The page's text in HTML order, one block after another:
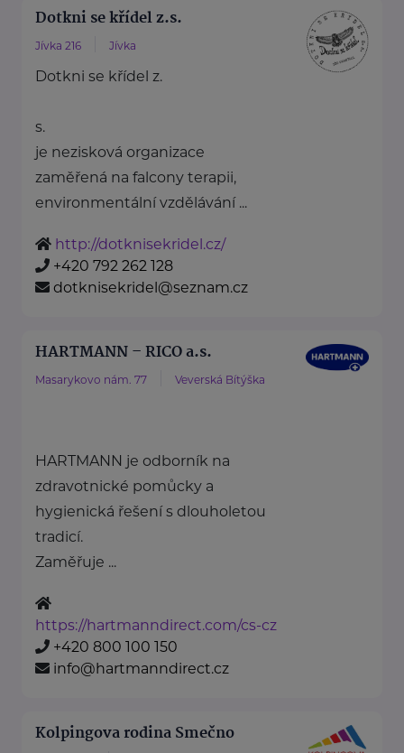
Dotkni se křídel z.s.
Jívka 216 Jívka
Dotkni se křídel z.
s.
je nezisková organizace
zaměřená na falcony terapii,
environmentální vzdělávání ...
http://dotknisekridel.cz/
+420 792 262 128
dotknisekridel@seznam.cz
HARTMANN – RICO a.s.
Masarykovo nám. 77 Veverská Bítýška
HARTMANN je odborník na
zdravotnické pomůcky a
hygienická řešení s dlouholetou
tradicí.
Zaměřuje ...
https://hartmanndirect.com/cs-cz
+420 800 100 150
info@hartmanndirect.cz
Kolpingova rodina Smečno